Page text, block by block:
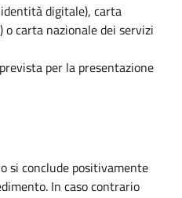
digitale), carta
o carta nazionale dei servizi
per la presentazione
si conclude positivamente
In caso contrario